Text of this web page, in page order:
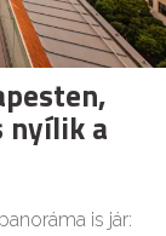
nyílik a
is jár: